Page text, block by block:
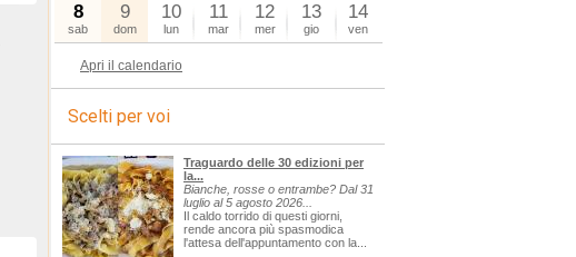
8
sab
9
dom
10
lun
11
mar
12
mer
13
gio
14
ven
Apri il calendario
Scelti per voi
Traguardo delle 30 edizioni per
la...
Bianche, rosse o entrambe? Dal 31
luglio al 5 agosto 2026...
Il caldo torrido di questi giorni,
rende ancora più spasmodica
l'attesa dell'appuntamento con la...